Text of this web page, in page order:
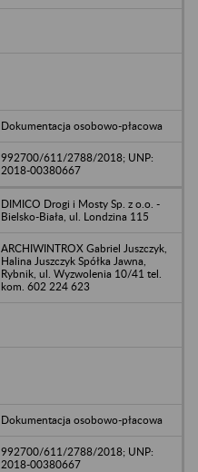
Dokumentacja osobowo-płacowa
992700/611/2788/2018; UNP:
2018-00380667
DIMICO Drogi i Mosty Sp. z o.o. -
Bielsko-Biała, ul. Londzina 115
ARCHIWINTROX Gabriel Juszczyk,
Halina Juszczyk Spółka Jawna,
Rybnik, ul. Wyzwolenia 10/41 tel.
kom. 602 224 623
Dokumentacja osobowo-płacowa
992700/611/2788/2018; UNP:
2018-00380667